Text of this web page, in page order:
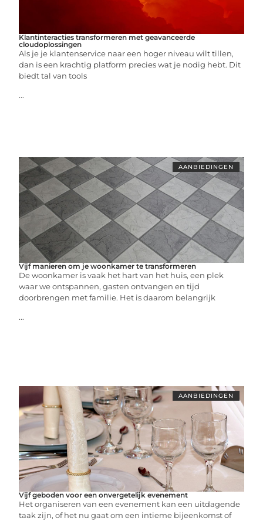
Klantinteracties transformeren met geavanceerde
cloudoplossingen
Als je je klantenservice naar een hoger niveau wilt tillen,
dan is een krachtig platform precies wat je nodig hebt. Dit
biedt tal van tools
...
AANBIEDINGEN
Vijf manieren om je woonkamer te transformeren
De woonkamer is vaak het hart van het huis, een plek
waar we ontspannen, gasten ontvangen en tijd
doorbrengen met familie. Het is daarom belangrijk
...
AANBIEDINGEN
Vijf geboden voor een onvergetelijk evenement
Het organiseren van een evenement kan een uitdagende
taak zijn, of het nu gaat om een intieme bijeenkomst of